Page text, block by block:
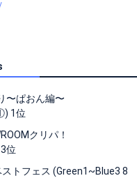
〜ぱおん編〜
1位
クリパ！
位
トフェス (Green1~Blue3 8